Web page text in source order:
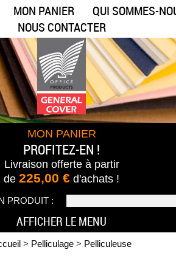
MON PANIER
QUI SOMMES-
NOUS CONTACTER
MON PANIER
PROFITEZ-EN !
Livraison offerteà partir
de 225,00 € d'achats !
PRODUIT :
AFFICHER LE MENU
> Pelliculage > Pelliculeuse